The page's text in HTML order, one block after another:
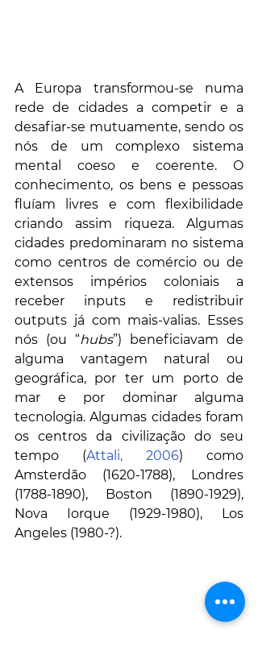
A Europa transformou-se numa
rede de cidades a competir e a
desafiar-se mutuamente, sendo os
nós de um complexo sistema
mental coeso e coerente. O
conhecimento, os bens e pessoas
fluíam livres e com flexibilidade
criando assim riqueza. Algumas
cidades predominaram no sistema
como centros de comércio ou de
extensos impérios coloniais a
receber inputs e redistribuir
outputs já com mais-valias. Esses
nós (ou “hubs”) beneficiavam de
alguma vantagem natural ou
geográfica, por ter um porto de
mar e por dominar alguma
tecnologia. Algumas cidades foram
os centros da civilização do seu
tempo (Attali, 2006) como
Amsterdão (1620-1788), Londres
(1788-1890), Boston (1890-1929),
Nova Iorque (1929-1980), Los
Angeles (1980-?).